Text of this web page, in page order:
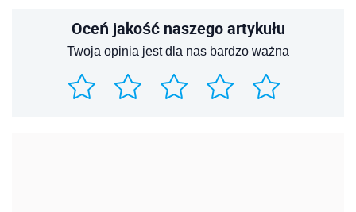
Oceń jakość naszego artykułu
Twoja opinia jest dla nas bardzo ważna